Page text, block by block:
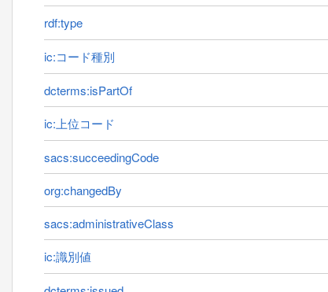
rdf:type
ic:コード種別
dcterms:isPartOf
ic:上位コード
sacs:succeedingCode
org:changedBy
sacs:administrativeClass
ic:識別値